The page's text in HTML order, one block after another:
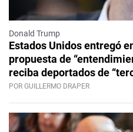
Donald Trump
Estados Unidos entregó
propuesta de
reciba deportados de
POR GUILLERMO DRAPER